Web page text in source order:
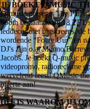
JE BOEKT Q-MUSIC
Q-music presents The
booth bestaande uit 18 TFT
leddecor met bigscreens,
wordende “Foute Uur” en
DJ's zijn o.a. Menno
Jacobs. Je boekt Q-music
videopromo, radioreclame
wervelend feest! QMusic
offerte aan!
DIT IS WAAROM JIJ